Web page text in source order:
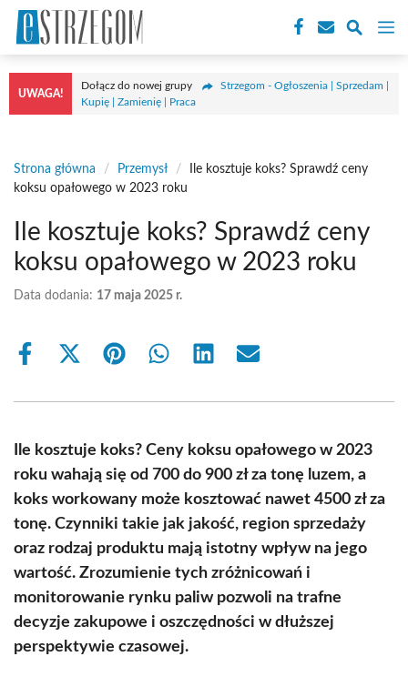
Przejdź
treści
UWAGA!
Dołącz do nowej grupy
Strzegom - Ogłoszenia | Sprzedam |
Kupię | Zamienię | Praca
Strona główna / Przemysł /
Ile kosztuje koks? Sprawdź ceny
koksu opałowego w 2023 roku
Ile kosztuje koks? Sprawdź ceny
koksu opałowego w 2023 roku
Data dodania: 17 maja 2025 r.
Share
Share
(Twitter)
Share Share Share Share
Ile kosztuje koks? Ceny koksu opałowego w 2023
roku wahają się od 700 do 900 zł za tonę luzem, a
koks workowany może kosztować nawet 4500 zł za
tonę. Czynniki takie jak jakość, region sprzedaży
oraz rodzaj produktu mają istotny wpływ na jego
wartość. Zrozumienie tych zróżnicowań i
monitorowanie rynku paliw pozwoli na trafne
decyzje zakupowe i oszczędności w dłuższej
perspektywie czasowej.